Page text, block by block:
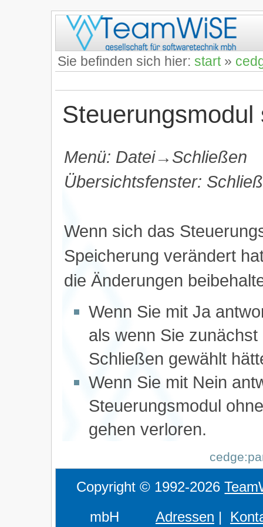
Sie befinden sich hier: start»
Steuerungsmodul
Menü: Datei→Schließen
Übersichtsfenster:
Wenn sich das
Speicherung verändert
die Änderungen
Wenn Sie mit Ja
als wenn Sie
Schließen gewählt
Wenn Sie mit Nein
Steuerungsmodul
gehen verloren.
Copyright © 1992-2026
mbH Adressen |